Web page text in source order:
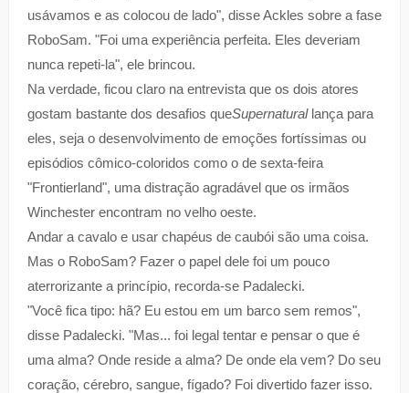
usávamos e as colocou de lado", disse Ackles sobre a fase
RoboSam. "Foi uma experiência perfeita. Eles deveriam
nunca repeti-la", ele brincou.
Na verdade, ficou claro na entrevista que os dois atores
gostam bastante dos desafios queSupernaturallança para
eles, seja o desenvolvimento de emoções fortíssimas ou
episódios cômico-coloridos como o de sexta-feira
"Frontierland", uma distração agradável que os irmãos
Winchester encontram no velho oeste.
Andar a cavalo e usar chapéus de caubói são uma coisa.
Mas o RoboSam? Fazer o papel dele foi um pouco
aterrorizante a princípio, recorda-se Padalecki.
"Você fica tipo: hã? Eu estou em um barco sem remos",
disse Padalecki. "Mas... foi legal tentar e pensar o que é
uma alma? Onde reside a alma? De onde ela vem? Do seu
coração, cérebro, sangue, fígado? Foi divertido fazer isso.